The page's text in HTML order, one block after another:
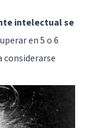
intelectual se
en 5 o 6
considerarse